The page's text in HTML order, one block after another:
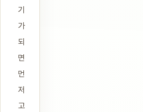
기
가
되
면
먼
저
고